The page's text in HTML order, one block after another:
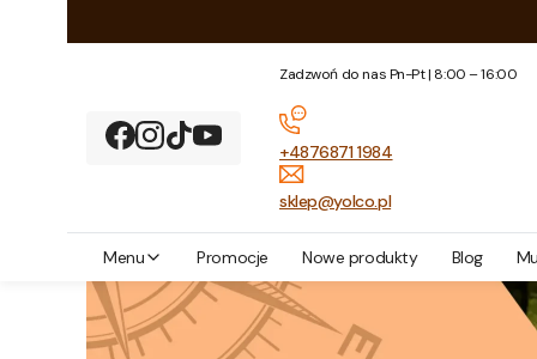
Zadzwoń do nas Pn-Pt | 8:00 – 16:00
+4876871 1984
sklep@yolco.pl
Menu Promocje Nowe produkty Blog